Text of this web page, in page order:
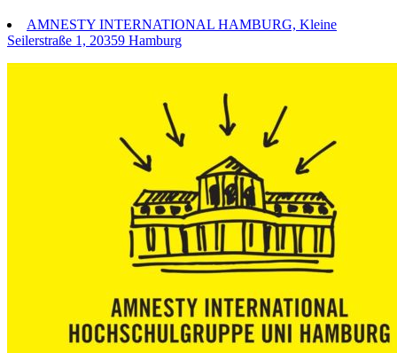
AMNESTY INTERNATIONAL HAMBURG, Kleine
Seilerstraße 1, 20359 Hamburg